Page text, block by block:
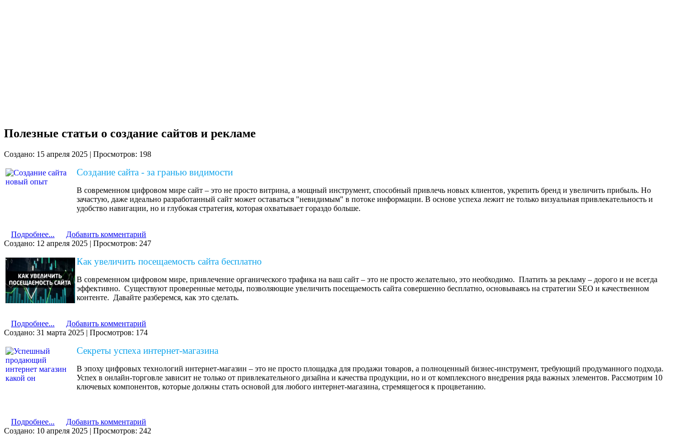
8 923 775 02 82
НАПИШИТЕ В ЧАТ
Полезные статьи о создание сайтов и рекламе
Создано: 15 апреля 2025 Просмотров: 198
Создание сайта - за гранью видимости
В современном цифровом мире сайт – это не просто витрина, а мощный инструмент, способный привлечь новых клиентов, укрепить бренд и увеличить прибыль. Но
зачастую, даже идеально разработанный сайт может оставаться "невидимым" в потоке информации. В основе успеха лежит не только визуальная привлекательность и
удобство навигации, но и глубокая стратегия, которая охватывает гораздо больше.
Подробнее...
Добавить комментарий
Создано: 12 апреля 2025
Просмотров: 247
Как увеличить посещаемость сайта бесплатно
В современном цифровом мире, привлечение органического трафика на ваш сайт – это не просто желательно, это необходимо. Платить за рекламу – дорого и не всегда
эффективно. Существуют проверенные методы, позволяющие увеличить посещаемость сайта совершенно бесплатно, основываясь на стратегии SEO и качественном
контенте. Давайте разберемся, как это сделать.
Подробнее...
Добавить комментарий
Создано: 31 марта 2025
Просмотров: 174
Секреты успеха интернет-магазина
В эпоху цифровых технологий интернет-магазин – это не просто площадка для продажи товаров, а полноценный бизнес-инструмент, требующий продуманного подхода.
Успех в онлайн-торговле зависит не только от привлекательного дизайна и качества продукции, но и от комплексного внедрения ряда важных элементов. Рассмотрим 10
ключевых компонентов, которые должны стать основой для любого интернет-магазина, стремящегося к процветанию.
Подробнее...
Добавить комментарий
Создано: 10 апреля 2025
Просмотров: 242